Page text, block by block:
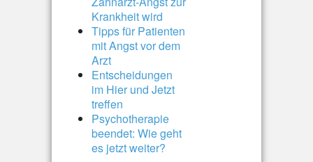
Krankheit wird
Tipps für Patienten
mit Angst vor dem
Arzt
Entscheidungen
im Hier und Jetzt
treffen
Psychotherapie
beendet: Wie geht
es jetzt weiter?